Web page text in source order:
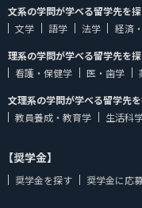
文系の学問が学べる留学先を
文学
語学 法学 経済
理系の学問が学べる留学先を
看護・保健学
医・歯学
文理系の学問が学べる留学先
教員養成・教育学
生活科
【奨学金】
奨学金を探す 奨学金に応